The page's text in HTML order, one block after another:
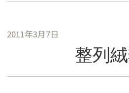
2011年3月7日
整列